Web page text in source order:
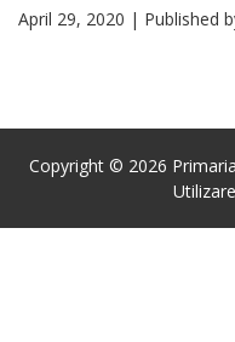
April 29, 2020 | Published
Copyright © 2026